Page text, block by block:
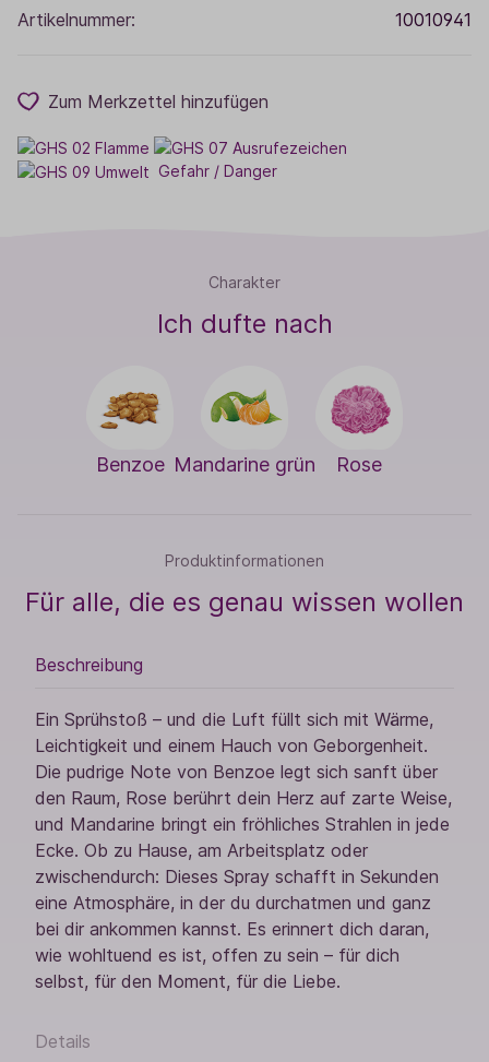
Artikelnummer: 10010941
Zum Merkzettel hinzufügen
Gefahr / Danger
Charakter
Ich dufte nach
Benzoe Mandarine grün Rose
Produktinformationen
Für alle, die es genau wissen wollen
Beschreibung
Ein Sprühstoß – und die Luft füllt sich mit Wärme,
Leichtigkeit und einem Hauch von Geborgenheit.
Die pudrige Note von Benzoe legt sich sanft über
den Raum, Rose berührt dein Herz auf zarte Weise,
und Mandarine bringt ein fröhliches Strahlen in jede
Ecke. Ob zu Hause, am Arbeitsplatz oder
zwischendurch: Dieses Spray schafft in Sekunden
eine Atmosphäre, in der du durchatmen und ganz
bei dir ankommen kannst. Es erinnert dich daran,
wie wohltuend es ist, offen zu sein – für dich
selbst, für den Moment, für die Liebe.
Details